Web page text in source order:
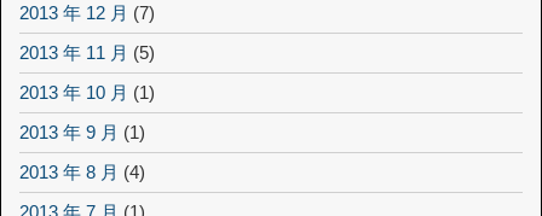
2013 年 12 月 (7)
2013 年 11 月 (5)
2013 年 10 月 (1)
2013 年 9 月 (1)
2013 年 8 月 (4)
2013 年 7 月 (1)